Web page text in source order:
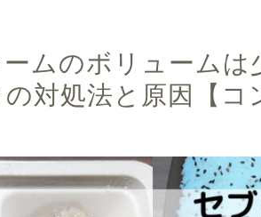
ームのボリューム
対処法と原因【コ